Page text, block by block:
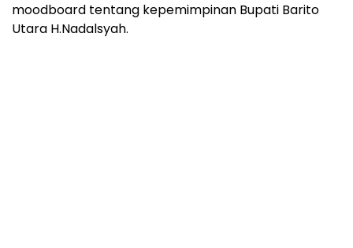
moodboard tentang kepemimpinan Bupati Barito
Utara H.Nadalsyah.